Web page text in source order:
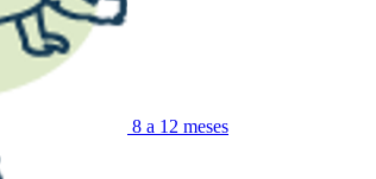
8 a 12 meses